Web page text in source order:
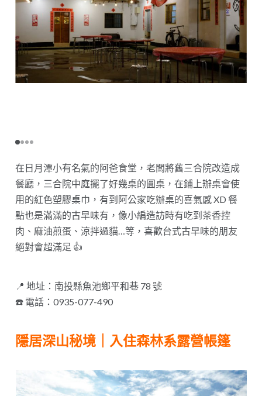
在日月潭小有名氣的阿爸食堂，老闆將舊三合院改造成
餐廳，三合院中庭擺了好幾桌的圓桌，在鋪上辦桌會使
用的紅色塑膠桌巾，有到阿公家吃辦桌的喜氣感 XD 餐
點也是滿滿的古早味有，像小編造訪時有吃到茶香控
肉、麻油煎蛋、涼拌過貓…等，喜歡台式古早味的朋友
絕對會超滿足 👍
📍 地址：南投縣魚池鄉平和巷 78 號
☎️ 電話：0935-077-490
隱居深山秘境｜入住森林系露營帳篷